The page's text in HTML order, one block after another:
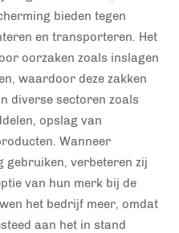
bieden tegen
en transporteren. Het
oorzaken zoals inslagen
waardoor deze zakken
diverse sectoren zoals
opslag van
Wanneer
gebruiken, verbeteren zij
van hun merk bij de
het bedrijf meer, omdat
aan het in stand